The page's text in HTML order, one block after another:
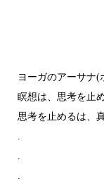
ヨーガのアーサナ(
瞑想は、思考を止
思考を止めるは、
.
.
.